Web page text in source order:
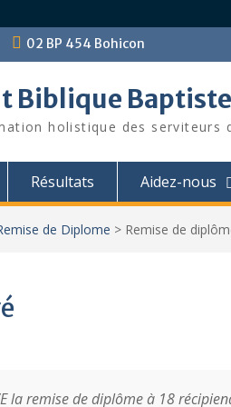
02 BP 454 Bohicon
Biblique
holistique des serviteurs
Résultats Aidez-nous
de Diplome > Remise de
la remise de diplôme à 18